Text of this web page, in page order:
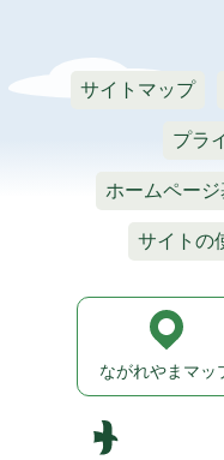
サイトマップ
プラ
ホームペー
サイトの
ながれやまマッ